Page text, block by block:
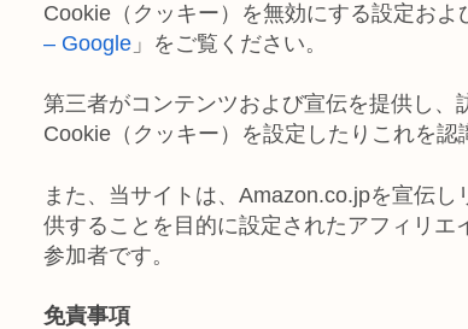
Cookie（クッキー）を無効にする設定およ
– Google」をご覧ください。
第三者がコンテンツおよび宣伝を提供し
Cookie（クッキー）を設定したりこれを認
また、当サイトは、Amazon.co.jpを宣伝
供することを目的に設定されたアフィリ
参加者です。
免責事項